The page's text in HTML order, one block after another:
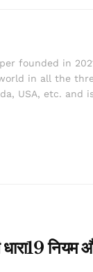
founded in
in all the
USA, etc.